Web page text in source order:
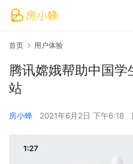
首页 用户体验
腾讯嫦娥帮助中国学
站
房小蜂 2021年6月2日 下午6:18